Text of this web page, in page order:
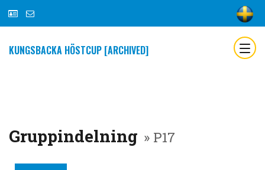
KUNGSBACKA HÖSTCUP [ARCHIVED]
Gruppindelning » P17